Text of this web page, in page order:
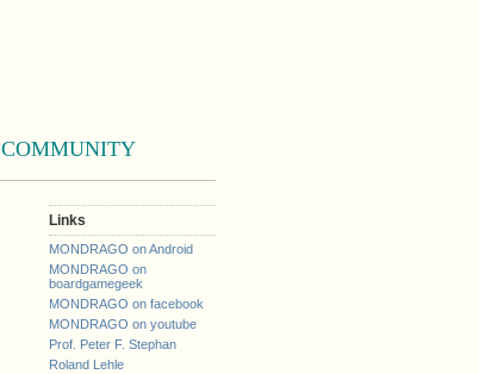
COMMUNITY
Links
MONDRAGO on Android
MONDRAGO on
boardgamegeek
MONDRAGO on facebook
MONDRAGO on youtube
Prof. Peter F. Stephan
Roland Lehle